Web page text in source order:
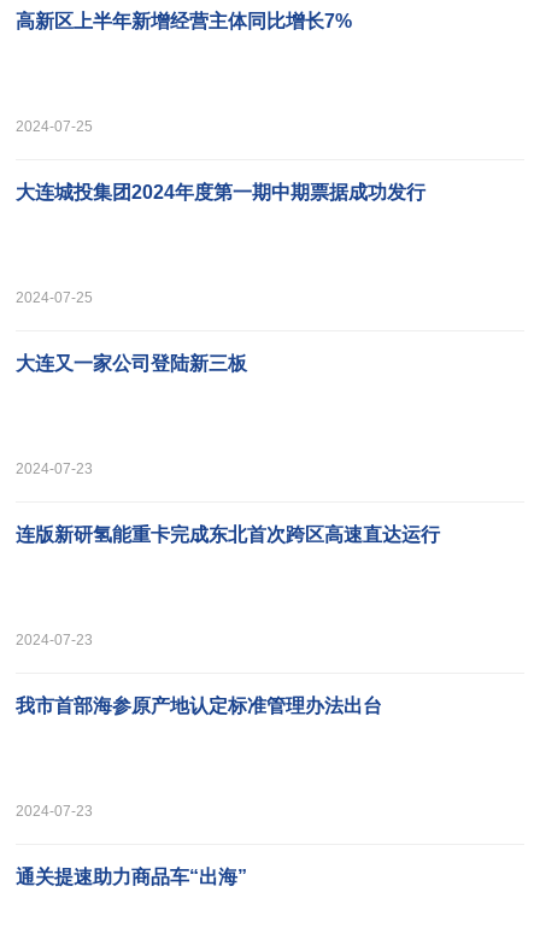
高新区上半年新增经营主体同比增长7%
2024-07-25
大连城投集团2024年度第一期中期票据成功发行
2024-07-25
大连又一家公司登陆新三板
2024-07-23
连版新研氢能重卡完成东北首次跨区高速直达运行
2024-07-23
我市首部海参原产地认定标准管理办法出台
2024-07-23
通关提速助力商品车“出海”